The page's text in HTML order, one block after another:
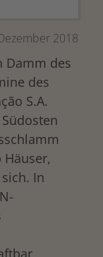
2018
Damm des
des
S.A.
In